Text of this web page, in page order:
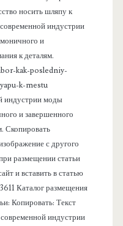
носить шляпу к
индустрии
и
к деталям.
kak-posledniy-
k-mestu
индустрии моды
и завершенного
Скопировать
с другого
размещении статьи
и вставить в статью
Каталог размещения
Копировать: Текст
индустрии